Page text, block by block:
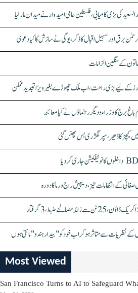
کی بڑی کامیابی، فلسطین حامی امیدوار نے میدان مار لیا
برق اور سہیل اقبال کا ذکر، یوگی نے سازش کا کیا دعویٰ
کے سنگین الزامات
برج کا وزراء و دیگر رہنماؤں نے کیا معائنہ
کیچڑ کا ڈھیر، سپر لگژری بس پھنس گئی
کے انتظامات تیز، دیپیش راج ورما کا دورہ
مصالحے ضبط، 3 گرفتار
کے نظریات سے متاثر ہو کر اب خود کو "بیدار ہندو" مانتی ہوں
Most Viewed
San Francisco Turns to AI to Safeguard